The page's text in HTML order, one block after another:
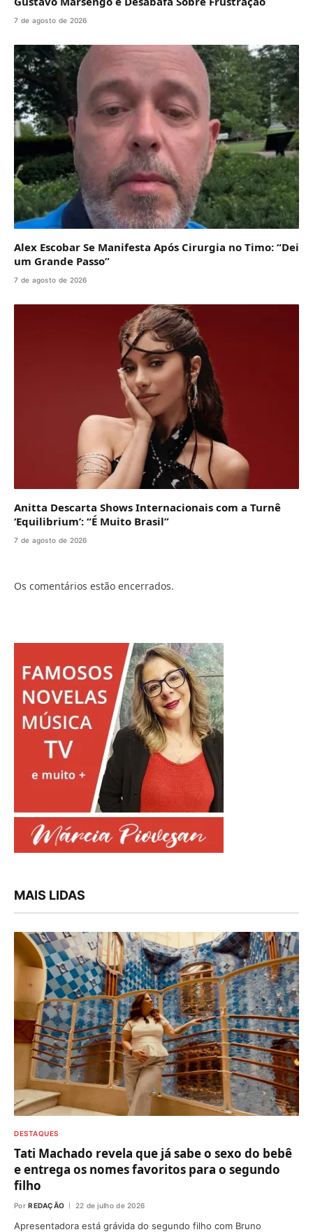
7 de agosto de 2026
Alex Escobar Se Manifesta Após Cirurgia no Timo: “Dei
um Grande Passo”
7 de agosto de 2026
Anitta Descarta Shows Internacionais com a Turnê
‘Equilibrium’: “É Muito Brasil”
7 de agosto de 2026
Os comentários estão encerrados.
MAIS LIDAS
DESTAQUES
Tati Machado revela que já sabe o sexo do bebê
e entrega os nomes favoritos para o segundo
filho
Por REDAÇÃO 22 de julho de 2026
Apresentadora está grávida do segundo filho com Bruno